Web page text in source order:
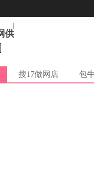
载到桌面
供
搜17做网店 包